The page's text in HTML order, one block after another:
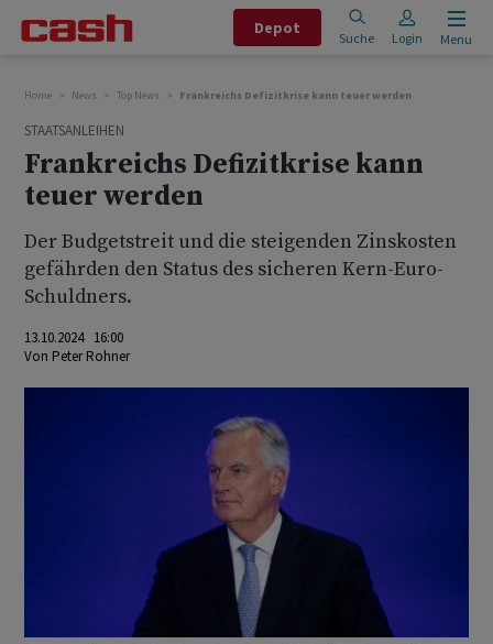
Depot
Suche Login Menu
Home News Top News Frankreichs Defizitkrise kann teuer werden
STAATSANLEIHEN
Frankreichs Defizitkrise kann
teuer werden
Der Budgetstreit und die steigenden Zinskosten
gefährden den Status des sicheren Kern-Euro-
Schuldners.
13.10.2024 16:00
Von Peter Rohner